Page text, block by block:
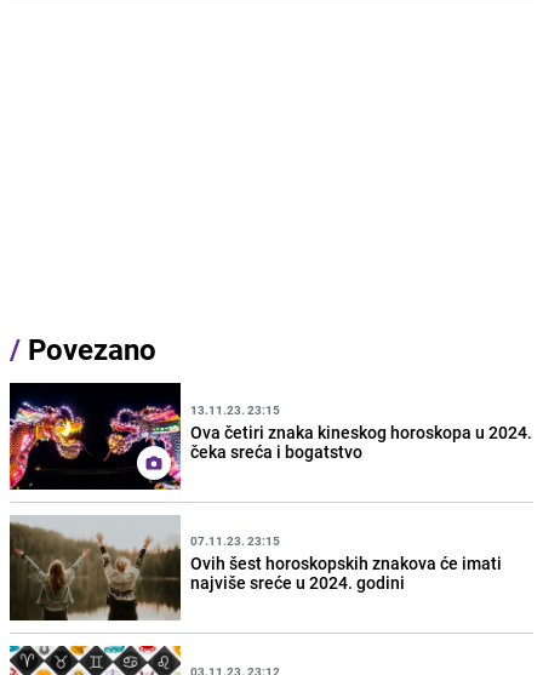
/ Povezano
13.11.23. 23:15
Ova četiri znaka kineskog horoskopa u 2024.
čeka sreća i bogatstvo
07.11.23. 23:15
Ovih šest horoskopskih znakova će imati
najviše sreće u 2024. godini